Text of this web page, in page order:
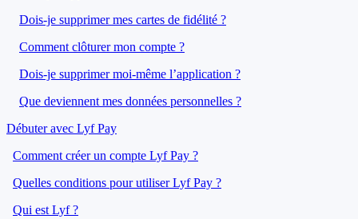
Dois-je supprimer mes cartes de fidélité ?
Comment clôturer mon compte ?
Dois-je supprimer moi-même l’application ?
Que deviennent mes données personnelles ?
Débuter avec Lyf Pay
Comment créer un compte Lyf Pay ?
Quelles conditions pour utiliser Lyf Pay ?
Qui est Lyf ?